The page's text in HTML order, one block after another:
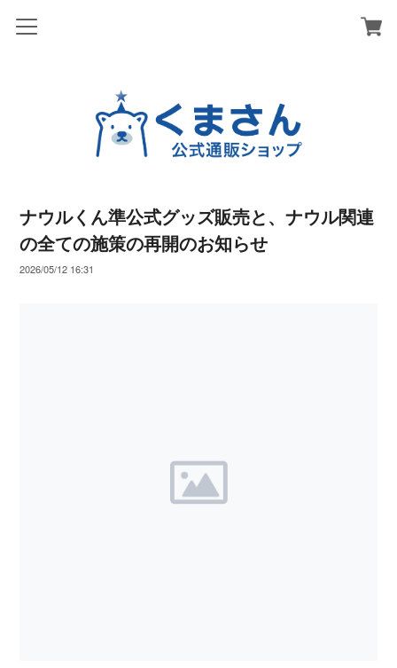
ナウルくん準公式グッズ販売と、ナウル関連
の全ての施策の再開のお知らせ
2026/05/12 16:31